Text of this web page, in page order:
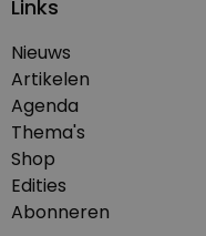
Links
Nieuws
Artikelen
Agenda
Thema's
Shop
Edities
Abonneren